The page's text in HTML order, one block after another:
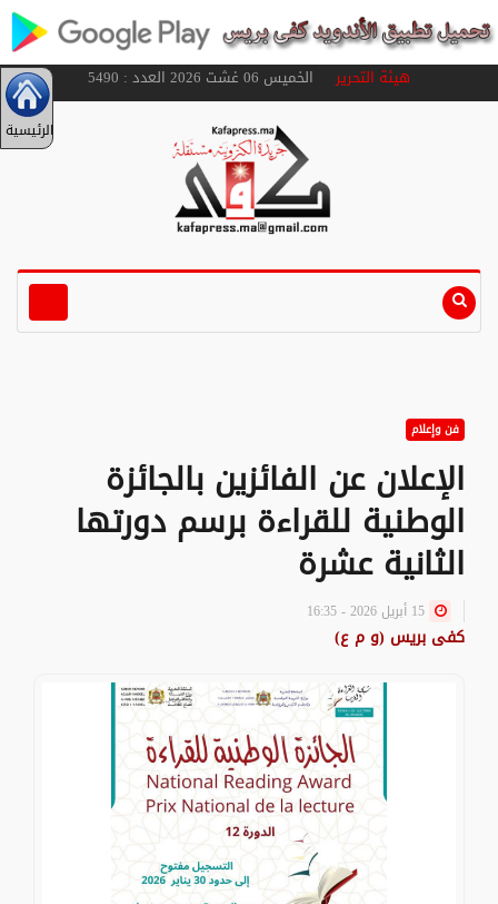
هيئة التحريرالخميس 06 غشت 2026 العدد : 5490
الرئيسية
فن وإعلام
الإعلان عن الفائزين بالجائزة
الوطنية للقراءة برسم دورتها
الثانية عشرة
كفى بريس (و م ع)